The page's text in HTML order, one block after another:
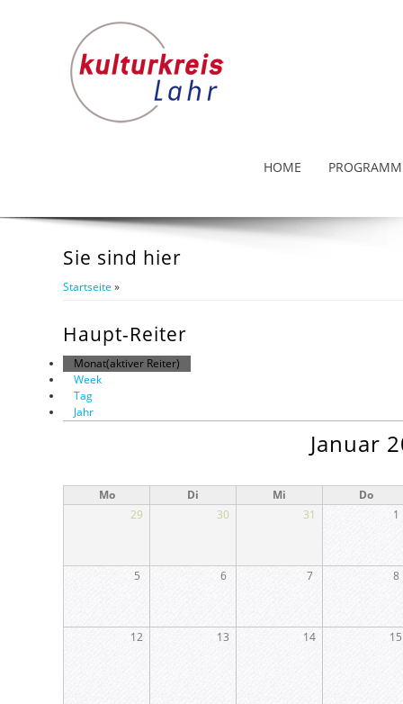
HOME PROGRAMM
Sie sind hier
Startseite »
Haupt-Reiter
Monat(aktiver Reiter)
Week
Tag
Jahr
Januar
Mo Di Mi
Do
29
30 31 1
5 6 7 8
12 13 14 15